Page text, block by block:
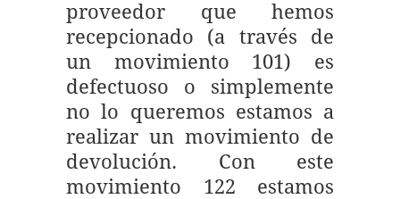
proveedor que hemos
recepcionado (a través de
un movimiento 101) es
defectuoso o simplemente
no lo queremos estamos a
realizar un movimiento de
devolución. Con este
movimiento 122 estamos